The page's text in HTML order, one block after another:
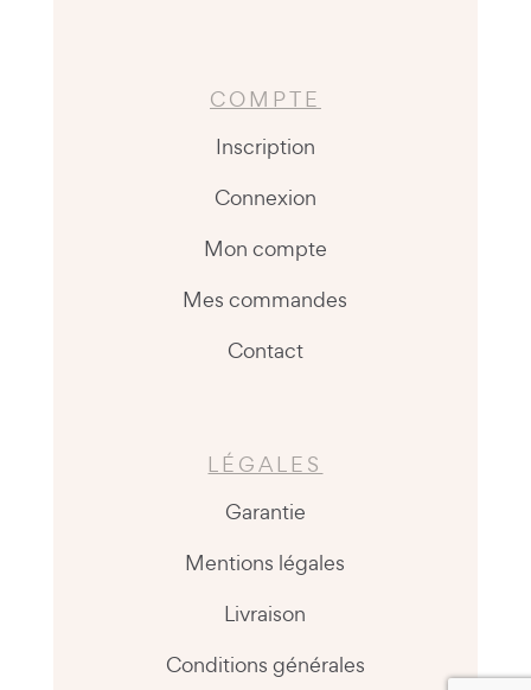
COMPTE
Inscription
Connexion
Mon compte
Mes commandes
Contact
LÉGALES
Garantie
Mentions légales
Livraison
Conditions générales